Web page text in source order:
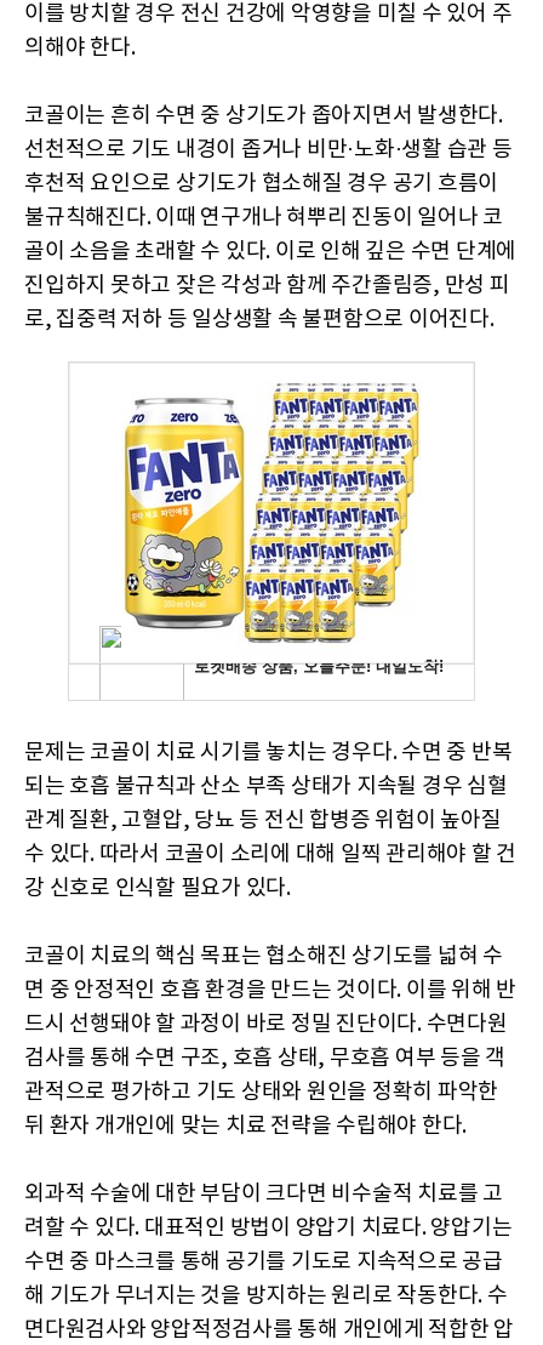
이를 방치할 경우 전신 건강에 악영향을 미칠 수 있어 주
의해야 한다.
코골이는 흔히 수면 중 상기도가 좁아지면서 발생한다.
선천적으로 기도 내경이 좁거나 비만·노화·생활 습관 등
후천적 요인으로 상기도가 협소해질 경우 공기 흐름이
불규칙해진다. 이때 연구개나 혀뿌리 진동이 일어나 코
골이 소음을 초래할 수 있다. 이로 인해 깊은 수면 단계에
진입하지 못하고 잦은 각성과 함께 주간졸림증, 만성 피
로, 집중력 저하 등 일상생활 속 불편함으로 이어진다.
문제는 코골이 치료 시기를 놓치는 경우다. 수면 중 반복
되는 호흡 불규칙과 산소 부족 상태가 지속될 경우 심혈
관계 질환, 고혈압, 당뇨 등 전신 합병증 위험이 높아질
수 있다. 따라서 코골이 소리에 대해 일찍 관리해야 할 건
강 신호로 인식할 필요가 있다.
코골이 치료의 핵심 목표는 협소해진 상기도를 넓혀 수
면 중 안정적인 호흡 환경을 만드는 것이다. 이를 위해 반
드시 선행돼야 할 과정이 바로 정밀 진단이다. 수면다원
검사를 통해 수면 구조, 호흡 상태, 무호흡 여부 등을 객
관적으로 평가하고 기도 상태와 원인을 정확히 파악한
뒤 환자 개개인에 맞는 치료 전략을 수립해야 한다.
외과적 수술에 대한 부담이 크다면 비수술적 치료를 고
려할 수 있다. 대표적인 방법이 양압기 치료다. 양압기는
수면 중 마스크를 통해 공기를 기도로 지속적으로 공급
해 기도가 무너지는 것을 방지하는 원리로 작동한다. 수
면다원검사와 양압적정검사를 통해 개인에게 적합한 압